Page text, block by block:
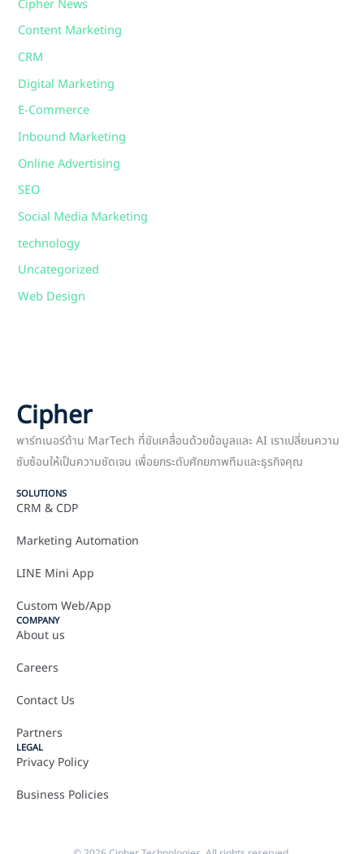
Cipher News
Content Marketing
CRM
Digital Marketing
E-Commerce
Inbound Marketing
Online Advertising
SEO
Social Media Marketing
technology
Uncategorized
Web Design
Cipher
พาร์ทเนอร์ด้าน MarTech ที่ขับเคลื่อนด้วยข้อมูลและ AI เราเปลี่ยนความ
ซับซ้อนให้เป็นความชัดเจน เพื่อยกระดับศักยภาพทีมและธุรกิจคุณ
SOLUTIONS
CRM & CDP
Marketing Automation
LINE Mini App
Custom Web/App
COMPANY
About us
Careers
Contact Us
Partners
LEGAL
Privacy Policy
Business Policies